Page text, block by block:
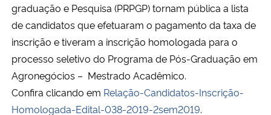
graduação e Pesquisa (PRPGP) tornam pública a lista
de candidatos que efetuaram o pagamento da taxa de
inscrição e tiveram a inscrição homologada para o
processo seletivo do Programa de Pós-Graduação em
Agronegócios – Mestrado Acadêmico.
Confira clicando em Relação-Candidatos-Inscrição-
Homologada-Edital-038-2019-2sem2019.